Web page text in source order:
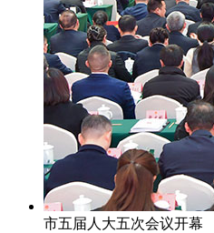
市五届人大五次会议开幕